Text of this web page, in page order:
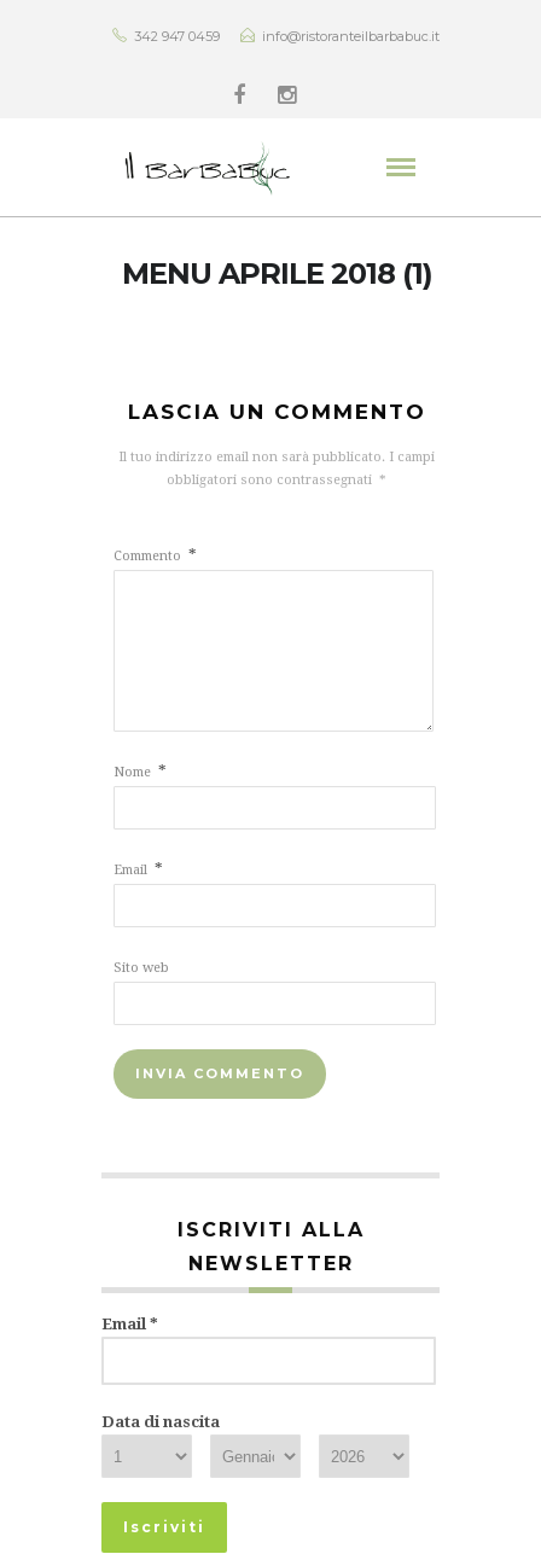
342 947 0459 info@ristoranteilbarbabuc.it
MENU APRILE 2018 (1)
LASCIA UN COMMENTO
Il tuo indirizzo email non sarà pubblicato. I campi
obbligatori sono contrassegnati *
Commento *
Nome *
Email *
Sito web
ISCRIVITI ALLA
NEWSLETTER
Email *
Data di nascita